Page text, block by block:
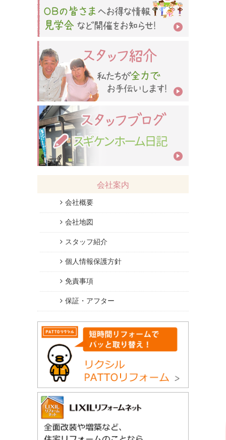
会社案内
会社概要
会社地図
スタッフ紹介
個人情報保護方針
免責事項
保証・アフター